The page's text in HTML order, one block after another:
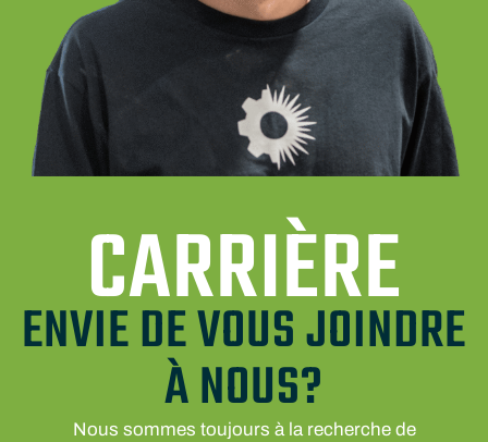
CARRIÈRE
ENVIE DE VOUS JOINDRE
À NOUS?
Nous sommes toujours à la recherche de